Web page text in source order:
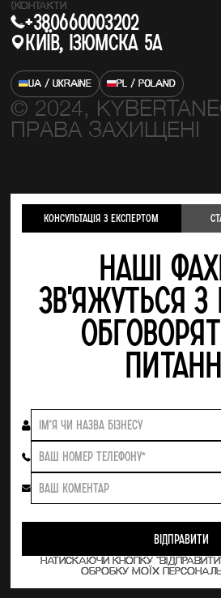
{ КОНТАКТИ
+380660003202
Київ, Ізюмска 5а
UA / UKRAINE PL / POLAND
© 2024,
ПРАВА ЗАХИЩЕНІ
Консультація з експертом
Наші
зв'яжуться
НАТИСКАЮЧИ КНОПКУ
ОБРОБКУ МОЇХ